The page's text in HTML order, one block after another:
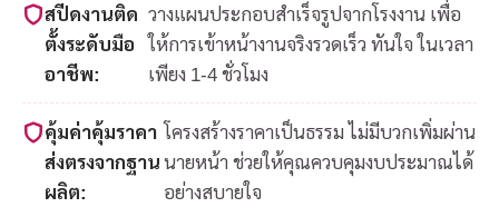
สปีดงานติด
ตั้งระดับมือ
อาชีพ:
วางแผนประกอบสำเร็จรูปจากโรงงาน เพื่อ
ให้การเข้าหน้างานจริงรวดเร็ว ทันใจ ในเวลา
เพียง 1-4 ชั่วโมง
คุ้มค่าคุ้มราคา
ส่งตรงจากฐาน
ผลิต:
โครงสร้างราคาเป็นธรรม ไม่มีบวกเพิ่มผ่าน
นายหน้า ช่วยให้คุณควบคุมงบประมาณได้
อย่างสบายใจ